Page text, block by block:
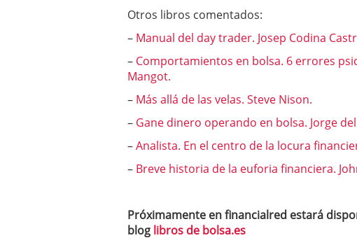
Otros libros comentados:
– Manual del day trader. Josep Codina
– Comportamientos en bolsa. 6 errores
Mangot.
– Más allá de las velas. Steve Nison.
– Gane dinero operando en bolsa. Jorge
–Analista. En el centro de la locura
– Breve historia de la euforia financiera.
Próximamente en financialred estará
blog libros de bolsa.es